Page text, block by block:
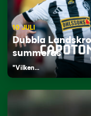
10 JULI
Dubbla
summeras
"Vilken…